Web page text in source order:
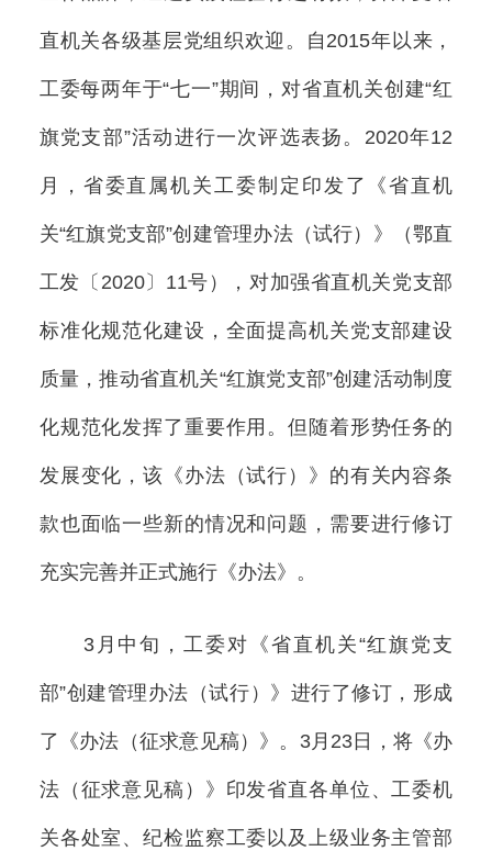
直机关各级基层党组织欢迎。自2015年以来，
工委每两年于“七一”期间，对省直机关创建“红
旗党支部”活动进行一次评选表扬。2020年12
月，省委直属机关工委制定印发了《省直机
关“红旗党支部”创建管理办法（试行）》（鄂直
工发〔2020〕11号），对加强省直机关党支部
标准化规范化建设，全面提高机关党支部建设
质量，推动省直机关“红旗党支部”创建活动制度
化规范化发挥了重要作用。但随着形势任务的
发展变化，该《办法（试行）》的有关内容条
款也面临一些新的情况和问题，需要进行修订
充实完善并正式施行《办法》。
3月中旬，工委对《省直机关“红旗党支
部”创建管理办法（试行）》进行了修订，形成
了《办法（征求意见稿）》。3月23日，将《办
法（征求意见稿）》印发省直各单位、工委机
关各处室、纪检监察工委以及上级业务主管部